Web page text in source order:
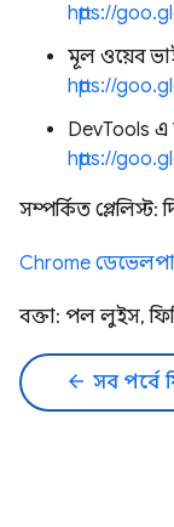
https://
মূল ওয়েব
https://
DevTools
https://
সম্পর্কিত প্লেলিস্ট:
Chrome
বক্তা: পল লুইস,
arrow_back সব পর্বে